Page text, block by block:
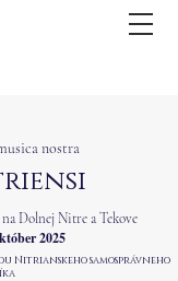
nostra
Dolnej Nitre a Tekove
2025
Nitrianskeho samosprávneho